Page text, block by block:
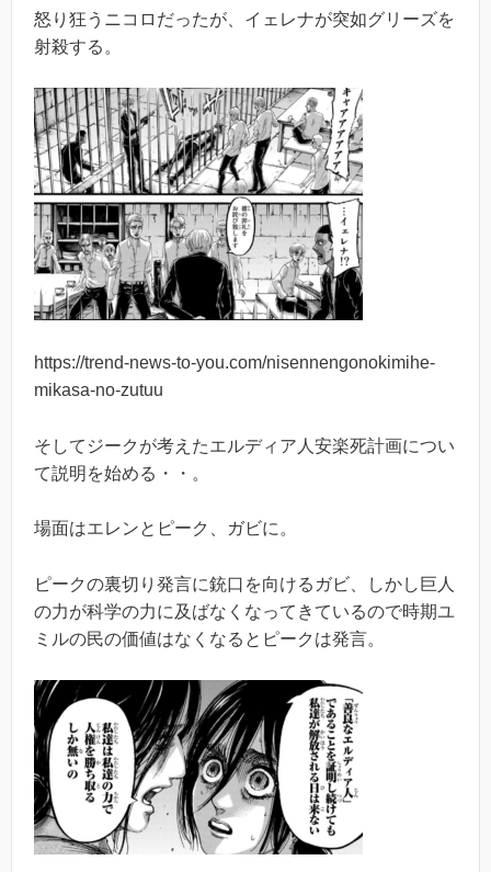
怒り狂うニコロだったが、イェレナが突如グリーズを
射殺する。
https://trend-news-to-you.com/nisennengonokimihe-
mikasa-no-zutuu
そしてジークが考えたエルディア人安楽死計画につい
て説明を始める・・。
場面はエレンとピーク、ガビに。
ピークの裏切り発言に銃口を向けるガビ、しかし巨人
の力が科学の力に及ばなくなってきているので時期ユ
ミルの民の価値はなくなるとピークは発言。